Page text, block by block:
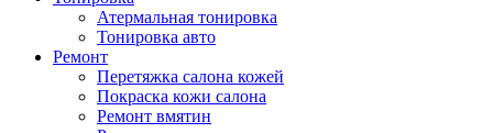
Атермальная тонировка
Тонировка авто
Ремонт
Перетяжка салона кожей
Покраска кожи салона
Ремонт вмятин